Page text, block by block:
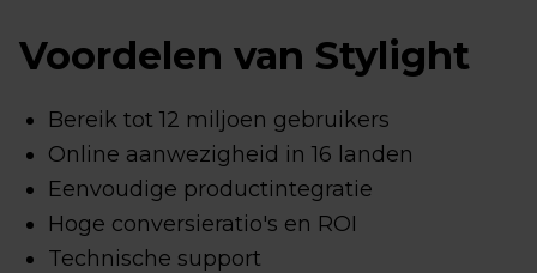
Voordelen van Stylight
Bereik tot 12 miljoen gebruikers
Online aanwezigheid in 16 landen
Eenvoudige productintegratie
Hoge conversieratio's en ROI
Technische support